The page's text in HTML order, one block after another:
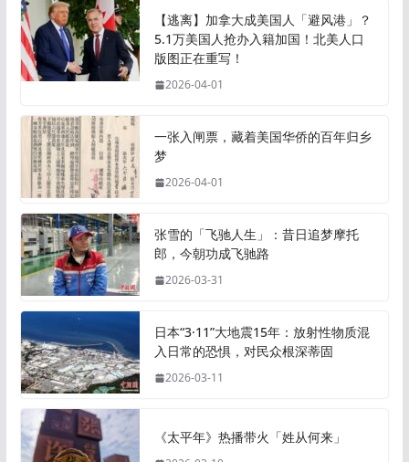
【逃离】加拿大成美国人「避风港」？
5.1万美国人抢办入籍加国！北美人口
版图正在重写！
2026-04-01
一张入闸票，藏着美国华侨的百年归乡
梦
2026-04-01
张雪的「飞驰人生」：昔日追梦摩托
郎，今朝功成飞驰路
2026-03-31
日本“3·11”大地震15年：放射性物质混
入日常的恐惧，对民众根深蒂固
2026-03-11
《太平年》热播带火「姓从何来」